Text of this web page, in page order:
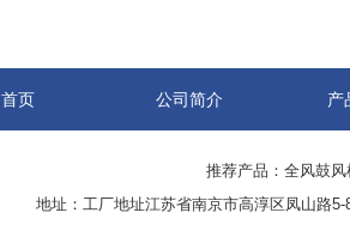
首页 公司简介 产
推荐产品： 全风鼓风
地址：工厂地址江苏省南京市高淳区凤山